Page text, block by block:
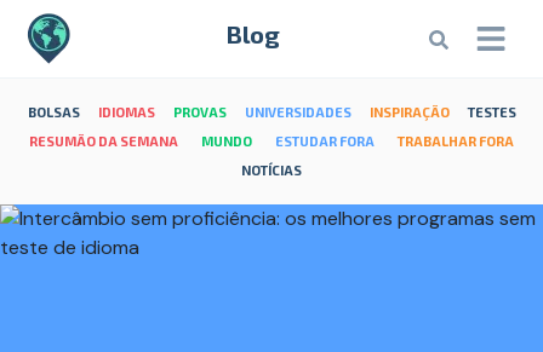
Blog
BOLSAS IDIOMAS PROVAS UNIVERSIDADES INSPIRAÇÃO
TESTES
RESUMÃO DA SEMANA
MUNDO ESTUDAR FORA
TRABALHAR FORA
NOTÍCIAS